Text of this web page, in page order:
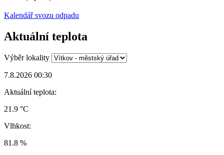
Kalendář svozu odpadu
Aktuální teplota
Výběr lokality
7.8.2026 00:30
Aktuální teplota:
21.9 °C
Vlhkost:
81.8 %